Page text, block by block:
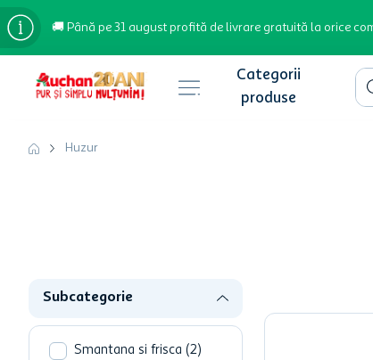
🚚 Până pe 31 august profită de livrare gratuită la orice
Huzur
Subcategorie
Smantana si frisca (2)